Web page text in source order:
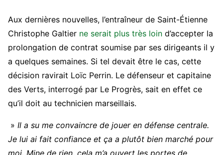
Aux dernières nouvelles, l’entraîneur de Saint-Étienne
Christophe Galtier ne serait plus très loin d’accepter la
prolongation de contrat soumise par ses dirigeants il y
a quelques semaines. Si tel devait être le cas, cette
décision ravirait Loïc Perrin. Le défenseur et capitaine
des Verts, interrogé par Le Progrès, sait en effet ce
qu’il doit au technicien marseillais.
» Il a su me convaincre de jouer en défense centrale.
Je lui ai fait confiance et ça a plutôt bien marché pour
moi. Mine de rien, cela m’a ouvert les portes de